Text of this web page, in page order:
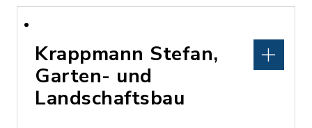
Krappmann Stefan,
Garten- und
Landschaftsbau